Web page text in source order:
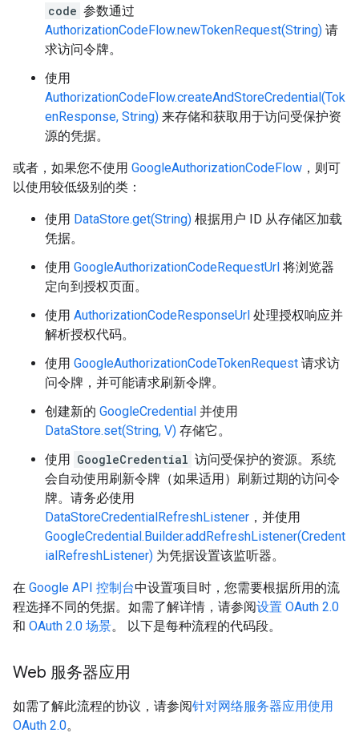
code 参数通过
AuthorizationCodeFlow.newTokenRequest(String) 请
求访问令牌。
使用
AuthorizationCodeFlow.createAndStoreCredential(Tok
enResponse, String) 来存储和获取用于访问受保护资
源的凭据。
或者，如果您不使用 GoogleAuthorizationCodeFlow ，则可
以使用较低级别的类：
使用 DataStore.get(String) 根据用户 ID 从存储区加载
凭据。
使用 GoogleAuthorizationCodeRequestUrl 将浏览器
定向到授权页面。
使用 AuthorizationCodeResponseUrl 处理授权响应并
解析授权代码。
使用 GoogleAuthorizationCodeTokenRequest 请求访
问令牌，并可能请求刷新令牌。
创建新的 GoogleCredential 并使用
DataStore.set(String, V) 存储它。
使用 GoogleCredential 访问受保护的资源。系统
会自动使用刷新令牌（如果适用）刷新过期的访问令
牌。请务必使用
DataStoreCredentialRefreshListener ，并使用
GoogleCredential.Builder.addRefreshListener(Credent
ialRefreshListener) 为凭据设置该监听器。
在 Google API 控制台中设置项目时，您需要根据所用的流
程选择不同的凭据。如需了解详情，请参阅设置 OAuth 2.0
和 OAuth 2.0 场景。 以下是每种流程的代码段。
Web 服务器应用
如需了解此流程的协议，请参阅针对网络服务器应用使用
OAuth 2.0。